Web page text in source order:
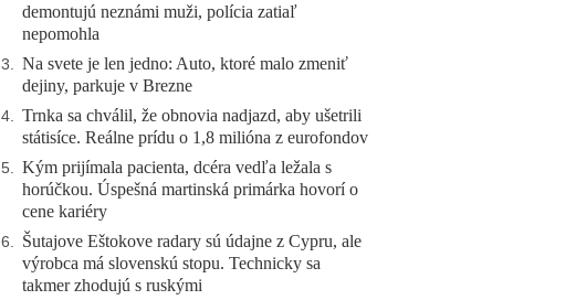
demontujú neznámi muži, polícia zatiaľ
nepomohla
3. Na svete je len jedno: Auto, ktoré malo zmeniť
dejiny, parkuje v Brezne
4. Trnka sa chválil, že obnovia nadjazd, aby ušetrili
státisíce. Reálne prídu o 1,8 milióna z eurofondov
5. Kým prijímala pacienta, dcéra vedľa ležala s
horúčkou. Úspešná martinská primárka hovorí o
cene kariéry
6. Šutajove Eštokove radary sú údajne z Cypru, ale
výrobca má slovenskú stopu. Technicky sa
takmer zhodujú s ruskými